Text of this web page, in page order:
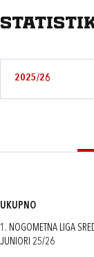
2025/26
UKUPNO
1. NOGOMETNA LIGA
JUNIORI 25/26